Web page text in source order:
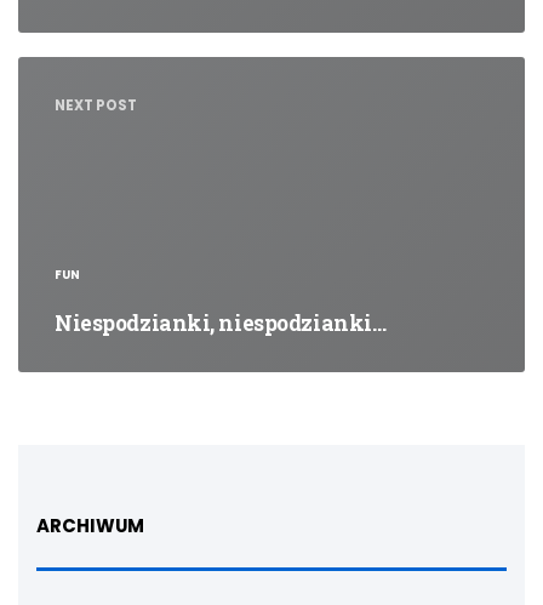
NEXT POST
FUN
Niespodzianki, niespodzianki…
ARCHIWUM